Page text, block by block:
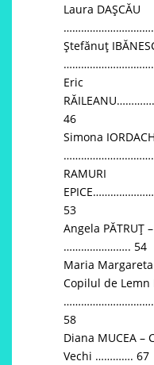
Laura DAȘCĂU
Ștefănuț
Eric
46
Simona
RAMURI
53
Angela
………………….. 54
Maria
Copilul de Lemn
58
Diana MUCEA –
Vechi …………. 67